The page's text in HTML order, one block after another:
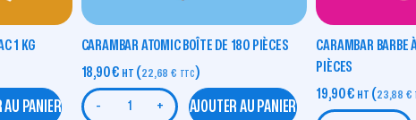
1 KG
AU PANIER
CARAMBAR ATOMIC BOÎTE DE 180 PIÈCES
18,90€ HT (22,68€ TTC)
- + AJOUTER AU PANIER
CARAMBAR BARBE
PIÈCES
19,90€ HT (23,88 €